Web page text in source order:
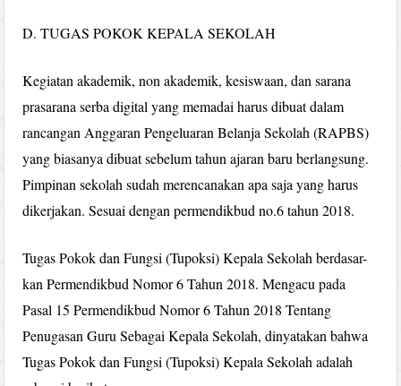
D. TUGAS POKOK KEPALA SEKOLAH
Kegiatan akademik, non akademik, kesiswaan, dan sarana
prasarana serba digital yang memadai harus dibuat dalam
rancangan Anggaran Pengeluaran Belanja Sekolah (RAPBS)
yang biasanya dibuat sebelum tahun ajaran baru berlangsung.
Pimpinan sekolah sudah merencanakan apa saja yang harus
dikerjakan. Sesuai dengan permendikbud no.6 tahun 2018.
Tugas Pokok dan Fungsi (Tupoksi) Kepala Sekolah berdasar-
kan Permendikbud Nomor 6 Tahun 2018. Mengacu pada
Pasal 15 Permendikbud Nomor 6 Tahun 2018 Tentang
Penugasan Guru Sebagai Kepala Sekolah, dinyatakan bahwa
Tugas Pokok dan Fungsi (Tupoksi) Kepala Sekolah adalah